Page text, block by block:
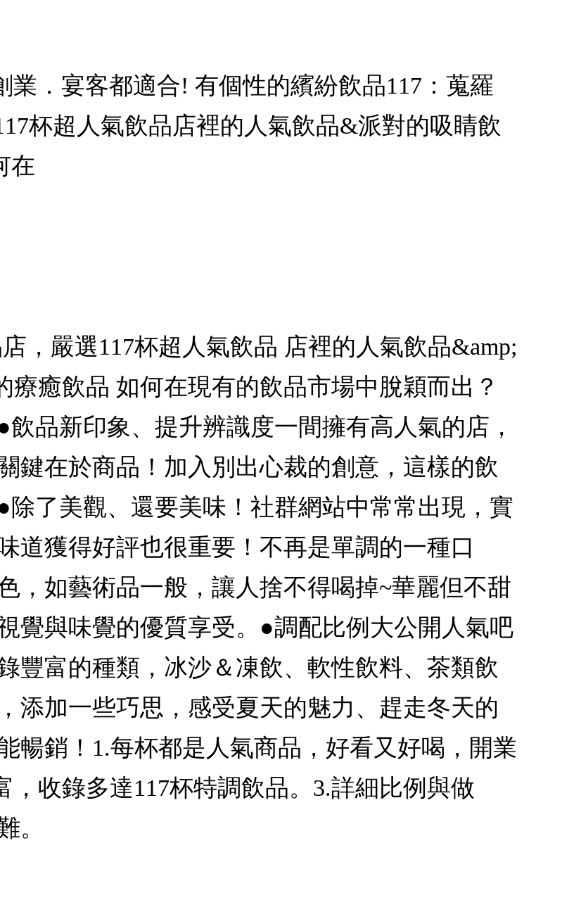
業．宴客都適合! 有個性的繽紛飲品117：蒐羅
杯超人氣飲品店裡的人氣飲品&派對的吸睛飲
在
，嚴選117杯超人氣飲品 店裡的人氣飲品&amp;
療癒飲品 如何在現有的飲品市場中脫穎而出？
品新印象、提升辨識度一間擁有高人氣的店，
鍵在於商品！加入別出心裁的創意，這樣的飲
了美觀、還要美味！社群網站中常常出現，實
道獲得好評也很重要！不再是單調的一種口
，如藝術品一般，讓人捨不得喝掉~華麗但不甜
覺與味覺的優質享受。●調配比例大公開人氣吧
豐富的種類，冰沙＆凍飲、軟性飲料、茶類飲
添加一些巧思，感受夏天的魅力、趕走冬天的
暢銷！1.每杯都是人氣商品，好看又好喝，開業
收錄多達117杯特調飲品。3.詳細比例與做
。